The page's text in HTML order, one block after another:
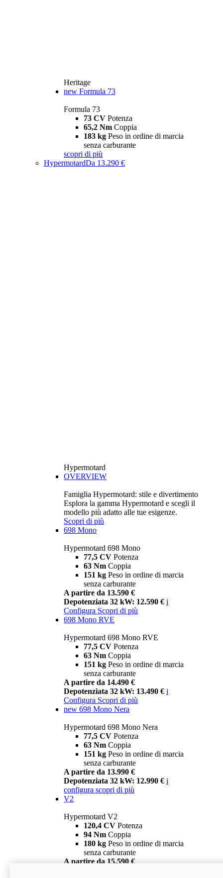
Heritage
new Formula 73
Formula 73
73 CV Potenza
65,2 Nm Coppia
183 kg Peso in ordine di marcia
senza carburante
scopri di più
HypermotardDa 13.290 €
Hypermotard
OVERVIEW
Famiglia Hypermotard: stile e divertimento
Esplora la gamma Hypermotard e scegli il
modello più adatto alle tue esigenze.
Scopri di più
698 Mono
Hypermotard 698 Mono
77,5 CV Potenza
63 Nm Coppia
151 kg Peso in ordine di marcia
senza carburante
A partire da 13.590 €
Depotenziata 32 kW: 12.590 € i
Configura Scopri di più
698 Mono RVE
Hypermotard 698 Mono RVE
77,5 CV Potenza
63 Nm Coppia
151 kg Peso in ordine di marcia
senza carburante
A partire da 14.490 €
Depotenziata 32 kW: 13.490 € i
Configura Scopri di più
new 698 Mono Nera
Hypermotard 698 Mono Nera
77,5 CV Potenza
63 Nm Coppia
151 kg Peso in ordine di marcia
senza carburante
A partire da 13.990 €
Depotenziata 32 kW: 12.990 € i
configura scopri di più
V2
Hypermotard V2
120,4 CV Potenza
94 Nm Coppia
180 kg Peso in ordine di marcia
senza carburante
A partire da 15.590 €